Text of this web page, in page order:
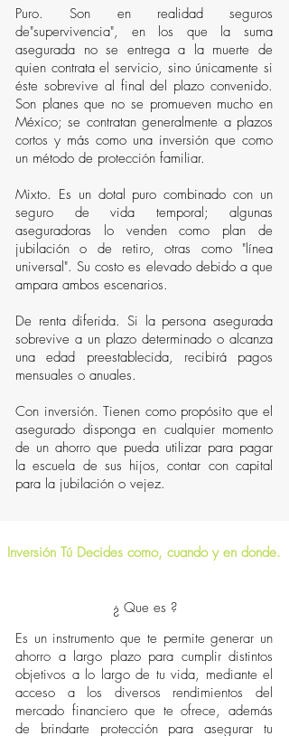
Puro. Son en realidad seguros
de"supervivencia", en los que la suma
asegurada no se entrega a la muerte de
quien contrata el servicio, sino únicamente si
éste sobrevive al final del plazo convenido.
Son planes que no se promueven mucho en
México; se contratan generalmente a plazos
cortos y más como una inversión que como
un método de protección familiar.
Mixto. Es un dotal puro combinado con un
seguro de vida temporal; algunas
aseguradoras lo venden como plan de
jubilación o de retiro, otras como "línea
universal". Su costo es elevado debido a que
ampara ambos escenarios.
De renta diferida. Si la persona asegurada
sobrevive a un plazo determinado o alcanza
una edad preestablecida, recibirá pagos
mensuales o anuales.
Con inversión. Tienen como propósito que el
asegurado disponga en cualquier momento
de un ahorro que pueda utilizar para pagar
la escuela de sus hijos, contar con capital
para la jubilación o vejez.
Inversión Tú Decides como, cuando y en donde.
¿ Que es ?
Es un instrumento que te permite generar un
ahorro a largo plazo para cumplir distintos
objetivos a lo largo de tu vida, mediante el
acceso a los diversos rendimientos del
mercado financiero que te ofrece, además
de brindarte protección para asegurar tu